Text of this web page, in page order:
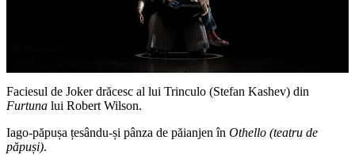
Faciesul de Joker drăcesc al lui Trinculo (Stefan Kashev) din
Furtuna lui Robert Wilson.
Iago-păpușa țesându-și pânza de păianjen în Othello (teatru de
păpuși).